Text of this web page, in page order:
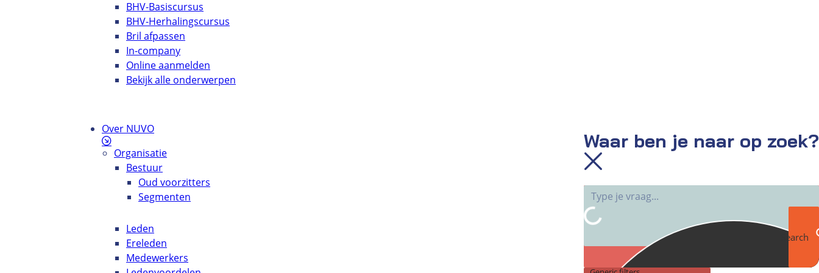
BHV-Basiscursus
BHV-Herhalingscursus
Bril afpassen
In-company
Online aanmelden
Bekijk alle onderwerpen
Over NUVO
Organisatie
Bestuur
Oud voorzitters
Segmenten
Leden
Ereleden
Medewerkers
Waar ben je naar op zoek?
Search